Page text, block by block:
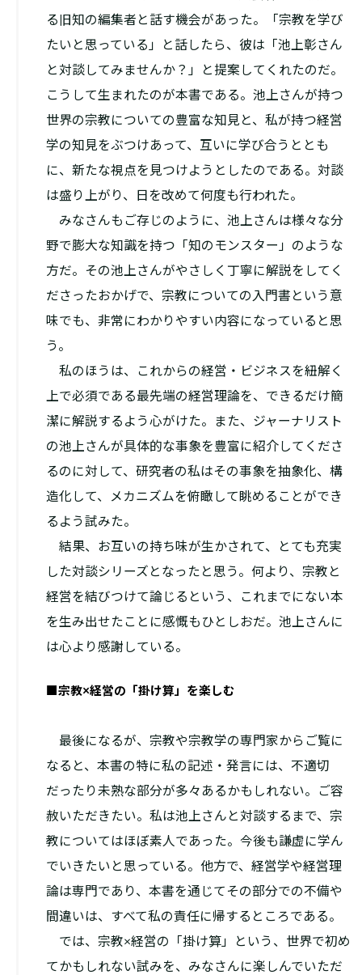
る旧知の編集者と話す機会があった。「宗教を学び
たいと思っている」と話したら、彼は「池上彰さん
と対談してみませんか？」と提案してくれたのだ。
こうして生まれたのが本書である。池上さんが持つ
世界の宗教についての豊富な知見と、私が持つ経営
学の知見をぶつけあって、互いに学び合うととも
に、新たな視点を見つけようとしたのである。対談
は盛り上がり、日を改めて何度も行われた。
みなさんもご存じのように、池上さんは様々な分
野で膨大な知識を持つ「知のモンスター」のような
方だ。その池上さんがやさしく丁寧に解説をしてく
ださったおかげで、宗教についての入門書という意
味でも、非常にわかりやすい内容になっていると思
う。
私のほうは、これからの経営・ビジネスを紐解く
上で必須である最先端の経営理論を、できるだけ簡
潔に解説するよう心がけた。また、ジャーナリスト
の池上さんが具体的な事象を豊富に紹介してくださ
るのに対して、研究者の私はその事象を抽象化、構
造化して、メカニズムを俯瞰して眺めることができ
るよう試みた。
結果、お互いの持ち味が生かされて、とても充実
した対談シリーズとなったと思う。何より、宗教と
経営を結びつけて論じるという、これまでにない本
を生み出せたことに感慨もひとしおだ。池上さんに
は心より感謝している。
■宗教×経営の「掛け算」を楽しむ
最後になるが、宗教や宗教学の専門家からご覧に
なると、本書の特に私の記述・発言には、不適切
だったり未熟な部分が多々あるかもしれない。ご容
赦いただきたい。私は池上さんと対談するまで、宗
教についてはほぼ素人であった。今後も謙虚に学ん
でいきたいと思っている。他方で、経営学や経営理
論は専門であり、本書を通じてその部分での不備や
間違いは、すべて私の責任に帰するところである。
では、宗教×経営の「掛け算」という、世界で初め
てかもしれない試みを、みなさんに楽しんでいただ